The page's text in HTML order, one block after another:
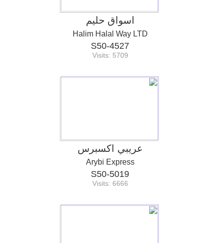
اسواق حليم
Halim Halal Way LTD
S50-4527
Visits: 5709
عريبي اكسبرس
Arybi Express
S50-5019
Visits: 6666